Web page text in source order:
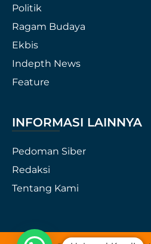
Politik
Ragam Budaya
Ekbis
Indepth News
Feature
INFORMASI LAINNYA
Pedoman Siber
Redaksi
Tentang Kami